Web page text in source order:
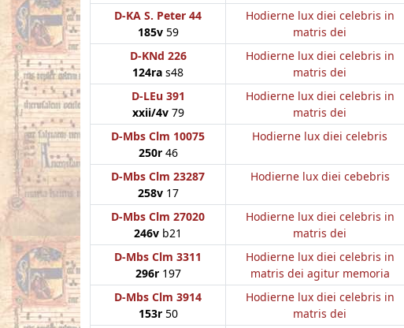
D-KA S. Peter 44
185v59
Hodierne lux diei celebris in
matris dei
D-KNd 226
124ra s48
Hodierne lux diei celebris in
matris dei
D-LEu 391
xxii/4v79
Hodierne lux diei celebris in
matris dei
D-Mbs Clm 10075
250r46
Hodierne lux diei celebris
D-Mbs Clm 23287
258v17
Hodierne lux diei cebebris
D-Mbs Clm 27020
246v b21
Hodierne lux diei celebris in
matris dei
D-Mbs Clm 3311
296r197
Hodierne lux diei celebris in
matris dei agitur memoria
D-Mbs Clm 3914
153r50
Hodierne lux diei celebris in
matris dei